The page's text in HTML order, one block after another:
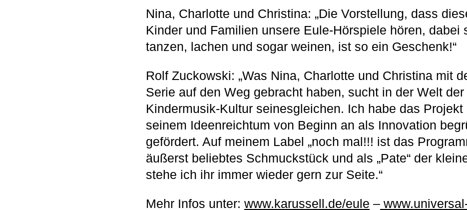
Nina, Charlotte und Christina: „Die Vorstellung, dass
Kinder und Familien unsere Eule-Hörspiele hören, dabei
tanzen, lachen und sogar weinen, ist so ein Geschenk!“
Rolf Zuckowski: „Was Nina, Charlotte und Christina mit
Serie auf den Weg gebracht haben, sucht in der Welt der
Kindermusik-Kultur seinesgleichen. Ich habe das Projekt
seinem Ideenreichtum von Beginn an als Innovation
gefördert. Auf meinem Label „noch mal!!! ist das
äußerst beliebtes Schmuckstück und als „Pate“ der
stehe ich ihr immer wieder gern zur Seite.“
Mehr Infos unter: www.karussell.de/eule –